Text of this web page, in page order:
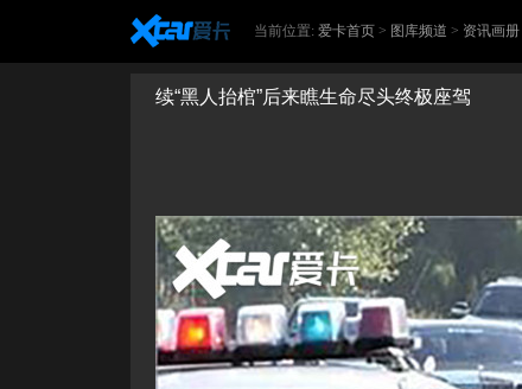
当前位置: 爱卡首页 > 图库频道 > 资讯画册
续“黑人抬棺”后来瞧生命尽头终极座驾